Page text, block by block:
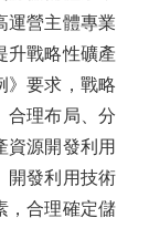
運營主體專業
升戰略性礦產
》要求，戰略
合理布局、分
資源開發利用
開發利用技術
，合理確定儲